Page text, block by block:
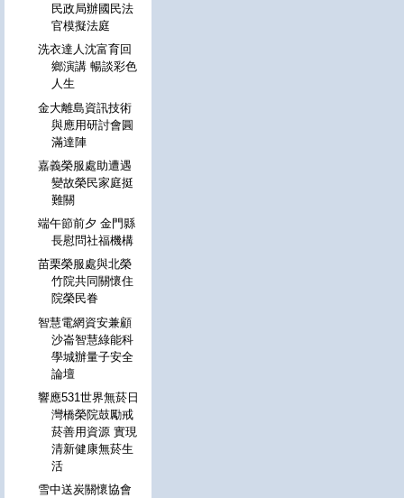
民政局辦國民法
官模擬法庭
洗衣達人沈富育回
鄉演講 暢談彩色
人生
金大離島資訊技術
與應用研討會圓
滿達陣
嘉義榮服處助遭遇
變故榮民家庭挺
難關
端午節前夕 金門縣
長慰問社福機構
苗栗榮服處與北榮
竹院共同關懷住
院榮民眷
智慧電網資安兼顧
沙崙智慧綠能科
學城辦量子安全
論壇
響應531世界無菸日
灣橋榮院鼓勵戒
菸善用資源 實現
清新健康無菸生
活
雪中送炭關懷協會